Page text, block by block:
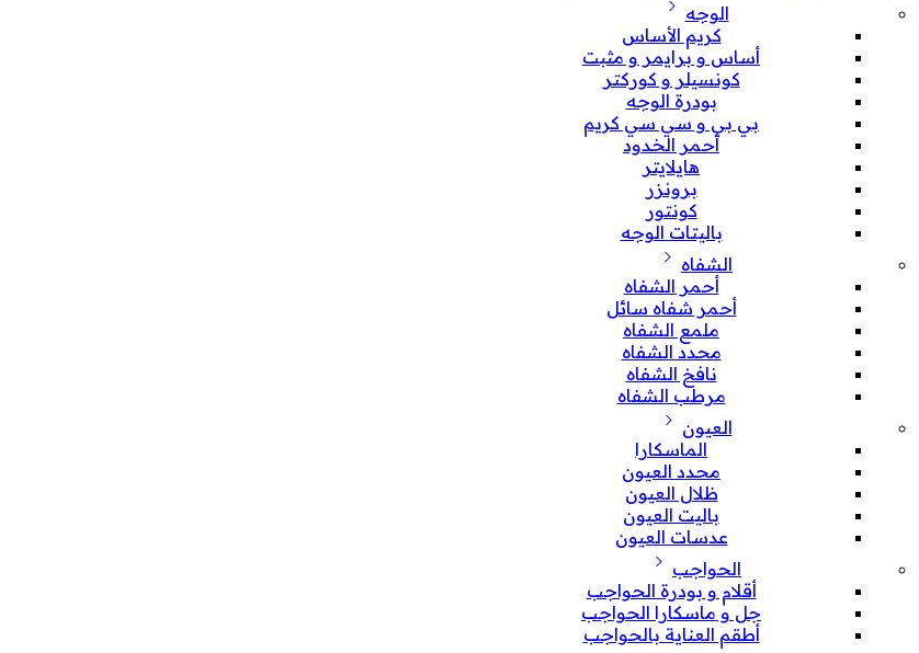
الوجه
كريم الأساس
أساس و برايمر و مثبت
كونسيلر و كوركتر
بودرة الوجه
بي بي و سي سي كريم
أحمر الخدود
هايلايتر
برونزر
كونتور
باليتات الوجه
الشفاه
أحمر الشفاه
أحمر شفاه سائل
ملمع الشفاه
محدد الشفاه
نافخ الشفاه
مرطب الشفاه
العيون
الماسكارا
محدد العيون
ظلال العيون
باليت العيون
عدسات العيون
الحواجب
أقلام و بودرة الحواجب
جل و ماسكارا الحواجب
أطقم العناية بالحواجب